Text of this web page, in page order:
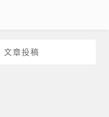
文章投稿